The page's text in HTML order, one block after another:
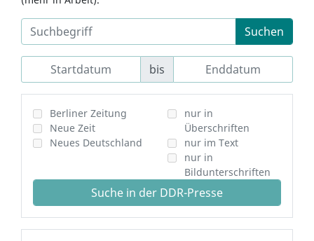
Suchen
bis
Berliner Zeitung
Neue Zeit
Neues Deutschland
nur in
Überschriften
nur im Text
nur in
Bildunterschriften
Suche in der DDR-Presse